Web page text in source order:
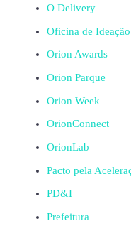
O Delivery
Oficina de Ideação
Orion Awards
Orion Parque
Orion Week
OrionConnect
OrionLab
Pacto pela
PD&I
Prefeitura